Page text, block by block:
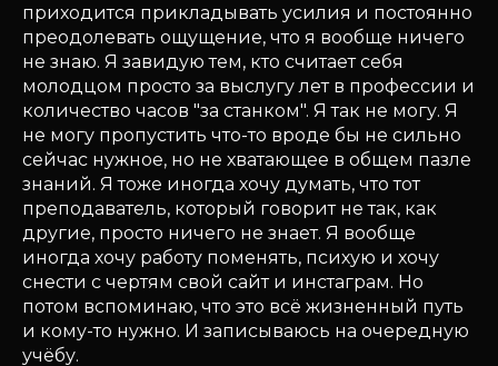
приходится прикладывать усилия и постоянно
преодолевать ощущение, что я вообще ничего
не знаю. Я завидую тем, кто считает себя
молодцом просто за выслугу лет в профессии и
количество часов "за станком". Я так не могу. Я
не могу пропустить что-то вроде бы не сильно
сейчас нужное, но не хватающее в общем пазле
знаний. Я тоже иногда хочу думать, что тот
преподаватель, который говорит не так, как
другие, просто ничего не знает. Я вообще
иногда хочу работу поменять, психую и хочу
снести с чертям свой сайт и инстаграм. Но
потом вспоминаю, что это всё жизненный путь
и кому-то нужно. И записываюсь на очередную
учёбу.